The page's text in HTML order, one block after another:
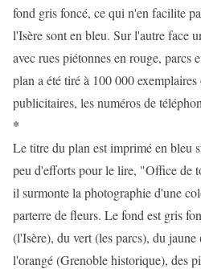
fond gris foncé, ce qui n'en facilite
l'Isère sont en bleu. Sur l'autre face
avec rues piétonnes en rouge, parcs
plan a été tiré à 100 000
publicitaires, les numéros de
*
Le titre du plan est imprimé en bleu
peu d'efforts pour le lire, "Office de
il surmonte la photographie d'une
parterre de fleurs. Le fond est gris
(l'Isère), du vert (les parcs), du
l'orangé (Grenoble historique), des